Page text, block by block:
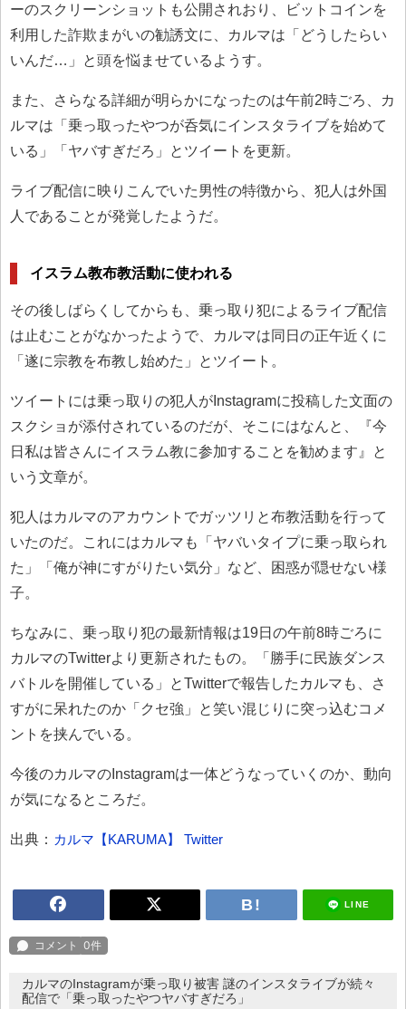
ーのスクリーンショットも公開されおり、ビットコインを
利用した詐欺まがいの勧誘文に、カルマは「どうしたらい
いんだ…」と頭を悩ませているようす。
また、さらなる詳細が明らかになったのは午前2時ごろ、カ
ルマは「乗っ取ったやつが呑気にインスタライブを始めて
いる」「ヤバすぎだろ」とツイートを更新。
ライブ配信に映りこんでいた男性の特徴から、犯人は外国
人であることが発覚したようだ。
イスラム教布教活動に使われる
その後しばらくしてからも、乗っ取り犯によるライブ配信
は止むことがなかったようで、カルマは同日の正午近くに
「遂に宗教を布教し始めた」とツイート。
ツイートには乗っ取りの犯人がInstagramに投稿した文面の
スクショが添付されているのだが、そこにはなんと、『今
日私は皆さんにイスラム教に参加することを勧めます』と
いう文章が。
犯人はカルマのアカウントでガッツリと布教活動を行って
いたのだ。これにはカルマも「ヤバいタイプに乗っ取られ
た」「俺が神にすがりたい気分」など、困惑が隠せない様
子。
ちなみに、乗っ取り犯の最新情報は19日の午前8時ごろに
カルマのTwitterより更新されたもの。「勝手に民族ダンス
バトルを開催している」とTwitterで報告したカルマも、さ
すがに呆れたのか「クセ強」と笑い混じりに突っ込むコメ
ントを挟んでいる。
今後のカルマのInstagramは一体どうなっていくのか、動向
が気になるところだ。
出典： カルマ【KARUMA】 Twitter
LINE
カルマのInstagramが乗っ取り被害 謎のインスタライブが続々
配信で「乗っ取ったやつヤバすぎだろ」